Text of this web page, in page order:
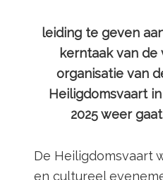
leiding te geven
kerntaak van de
organisatie van
Heiligdomsvaart
2025 weer
De Heiligdomsvaart
en cultureel